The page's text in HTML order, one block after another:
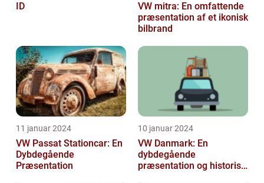
ID
VW mitra: En omfattende
præsentation af et ikonisk
bilbrand
11 januar 2024
VW Passat Stationcar: En
Dybdegående
Præsentation
10 januar 2024
VW Danmark: En
dybdegående
præsentation og historisk